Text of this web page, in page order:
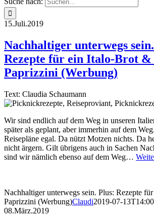
15.Juli.2019
Nachhaltiger unterwegs
Rezepte für ein Italo-Brot &
Paprizzini (Werbung)
Text: Claudia Schaumann
Wir sind endlich auf dem Weg in unseren
später als geplant, aber immerhin auf dem
Reisepläne egal. Da nützt Motzen nichts. Da
nicht ärgern. Gilt übrigens auch in Sachen
sind wir nämlich ebenso auf dem Weg…
Nachhaltiger unterwegs sein. Plus: Rezepte
Paprizzini (Werbung)Claudi2019-07-
08.März.2019